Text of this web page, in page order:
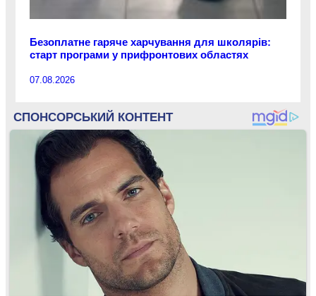
Безоплатне гаряче харчування для школярів:
старт програми у прифронтових областях
07.08.2026